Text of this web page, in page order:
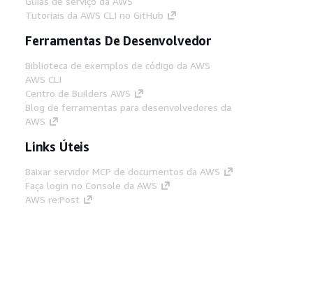
Tutoriais da AWS CLI no GitHub
Ferramentas De Desenvolvedor
Biblioteca de exemplos de código da AWS
AWS CLI
Centro de Builders AWS
Blog de ferramentas para desenvolvedores da
AWS
Links Úteis
Baixar servidor MCP de documentos da AWS
Faça login no Console da AWS
AWS re:Post